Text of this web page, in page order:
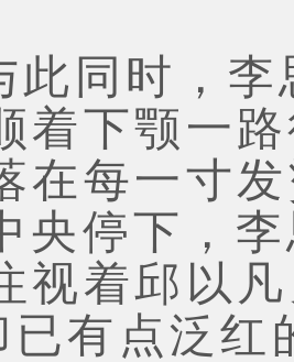
时，李思
着下颚一
在每一寸
央停下，
视着邱以
有点泛红